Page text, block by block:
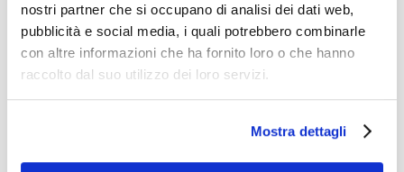
nostri partner che si occupano di analisi dei dati web,
pubblicità e social media, i quali potrebbero combinarle
con altre informazioni che ha fornito loro o che hanno
raccolto dal suo utilizzo dei loro servizi.
Mostra dettagli
caratteristici d’Europa.
Casa Betania dispone di spazi versatili
che la rendono adatta a diverse
esigenze: sale riunioni, spazi per lavori di
gruppo, un ampio parco con giardino,